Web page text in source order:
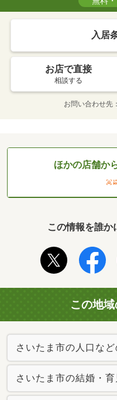
入居
お店で直接
相談する
お問い合わせ先
ほかの店舗か
この情報を誰か
この地
さいたま市の人口な
さいたま市の結婚・